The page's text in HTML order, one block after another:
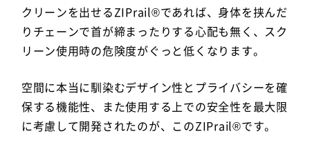
クリーンを出せるZIPrail®であれば、身体を挟んだ
りチェーンで首が締まったりする心配も無く、スク
リーン使用時の危険度がぐっと低くなります。
空間に本当に馴染むデザイン性とプライバシーを確
保する機能性、また使用する上での安全性を最大限
に考慮して開発されたのが、このZIPrail®です。